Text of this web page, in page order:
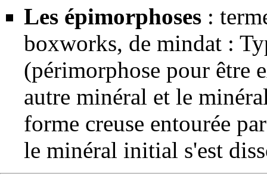
Les épimorphoses :
boxworks, de mindat :
(périmorphose pour être
autre minéral et le
forme creuse entourée
le minéral initial s'est